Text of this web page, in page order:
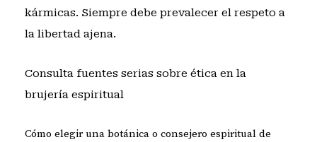
kármicas. Siempre debe prevalecer el respeto a
la libertad ajena.
Consulta fuentes serias sobre ética en la
brujería espiritual
Cómo elegir una botánica o consejero espiritual de